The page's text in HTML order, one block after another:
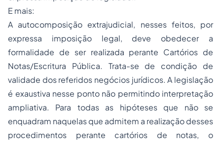
E mais:
A autocomposição extrajudicial, nesses feitos, por
expressa imposição legal, deve obedecer a
formalidade de ser realizada perante Cartórios de
Notas/Escritura Pública. Trata-se de condição de
validade dos referidos negócios jurídicos. A legislação
é exaustiva nesse ponto não permitindo interpretação
ampliativa. Para todas as hipóteses que não se
enquadram naquelas que admitem a realização desses
procedimentos perante cartórios de notas, o